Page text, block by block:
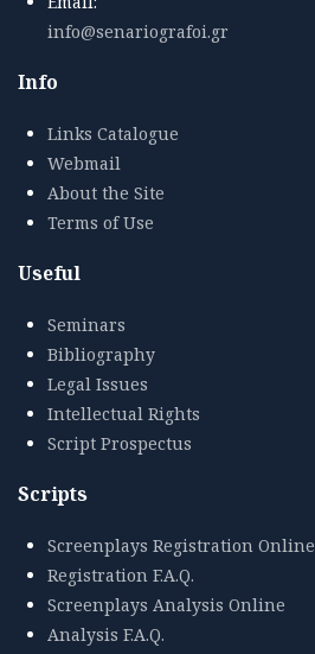
info@senariografoi.gr
Info
Links Catalogue
Webmail
About the Site
Terms of Use
Useful
Seminars
Bibliography
Legal Issues
Intellectual Rights
Script Prospectus
Scripts
Screenplays Registration Online
Registration F.A.Q.
Screenplays Analysis Online
Analysis F.A.Q.